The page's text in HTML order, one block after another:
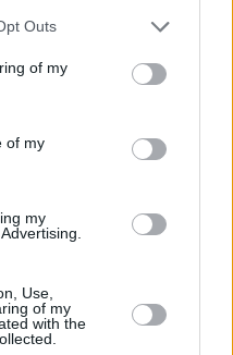
Outs
of my
of my
my
Use,
of my
with the